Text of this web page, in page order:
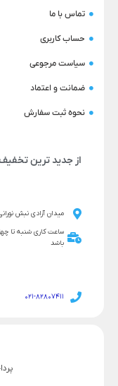
تماس با ما
حساب کاربری
سیاست مرجوعی
ضمانت و اعتماد
نحوه ثبت سفارش
از جدید ترین
میدان آزادی نبش نورانی
باشد
021-82807411